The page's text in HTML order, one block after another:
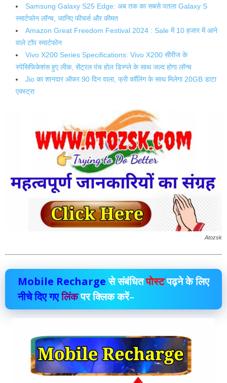
Samsung Galaxy S25 Edge: अब तक का सबसे पतला Galaxy S
स्मार्टफोन लॉन्च, जानिए फीचर्स और कीमत
Amazon Great Freedom Festival 2024 : Sale में 10 हजार में आने
वाले टॉप स्मार्टफोन
Vivo X200 Series Specifications: Vivo X200 सीरीज के
स्पेसिफिकेशंस हुए लीक, सेंट्रल पंच होल डिस्प्ले के साथ जल्द होगा लॉन्च
Jio का शानदार ऑफर 90 दिन वाला, फ्री कॉलिंग के साथ मिलेगा 20GB डाटा
एक्स्ट्रा
Atozsk
Mobile Rechargeसे संबंधितपोस्टपढ़ने के लिए
नीचे दिए गएलिंकपर क्लिक करें–